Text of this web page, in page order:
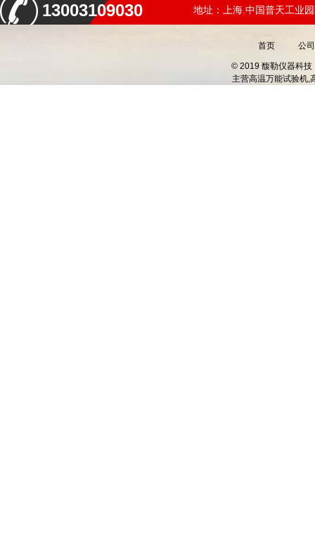
13003109030 地址：上海.中国普天工业
首页 公
© 2019 馥勒仪器科技
主营高温万能试验机,